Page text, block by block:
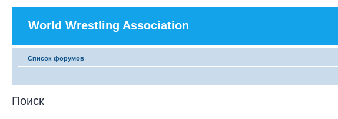
World Wrestling Association
Список форумов
Поиск